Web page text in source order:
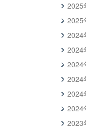
2025
2025
2024
2024
2024
2024
2024
2024
2023